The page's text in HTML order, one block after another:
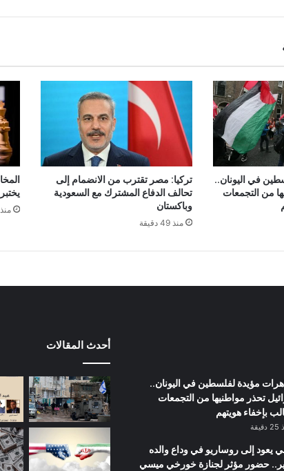
في اليونان..
من التجمعات
تركيا: مصر تقترب من الانضمام إلى
تحالف الدفاع المشترك مع السعودية
وباكستان
منذ 49 دقيقة
منذ 3 ساعات
مؤيدة لفلسطين في اليونان..
تحذر مواطنيها من التجمعات
بإخفاء هويتهم
يعود إلى روساريو في وداع والده
حضور مؤثر لجنازة خورخي ميسي
أحدث المقالات